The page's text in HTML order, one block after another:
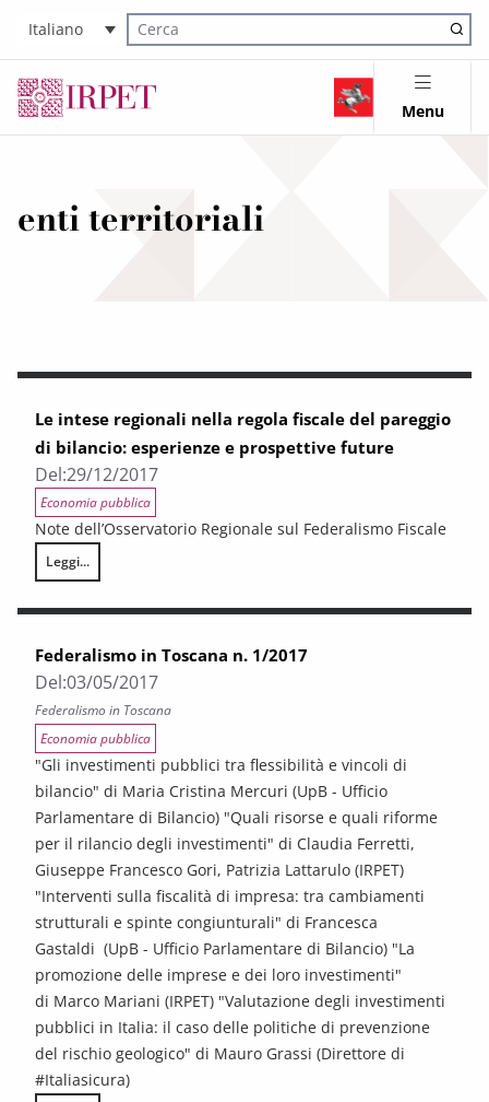
Italiano
Cerca nel sito
Menu
enti territoriali
Le intese regionali nella regola fiscale del pareggio
di bilancio: esperienze e prospettive future
Del:29/12/2017
Economia pubblica
Note dell’Osservatorio Regionale sul Federalismo Fiscale
Leggi...
Le intese regionali nella regola fiscale del pareggio di bilancio:
Federalismo in Toscana n. 1/2017
Del:03/05/2017
Federalismo in Toscana
Economia pubblica
"Gli investimenti pubblici tra flessibilità e vincoli di
bilancio" di Maria Cristina Mercuri (UpB - Ufficio
Parlamentare di Bilancio) "Quali risorse e quali riforme
per il rilancio degli investimenti" di Claudia Ferretti,
Giuseppe Francesco Gori, Patrizia Lattarulo (IRPET)
"Interventi sulla fiscalità di impresa: tra cambiamenti
strutturali e spinte congiunturali" di Francesca
Gastaldi (UpB - Ufficio Parlamentare di Bilancio) "La
promozione delle imprese e dei loro investimenti"
di Marco Mariani (IRPET) "Valutazione degli investimenti
pubblici in Italia: il caso delle politiche di prevenzione
del rischio geologico" di Mauro Grassi (Direttore di
#Italiasicura)